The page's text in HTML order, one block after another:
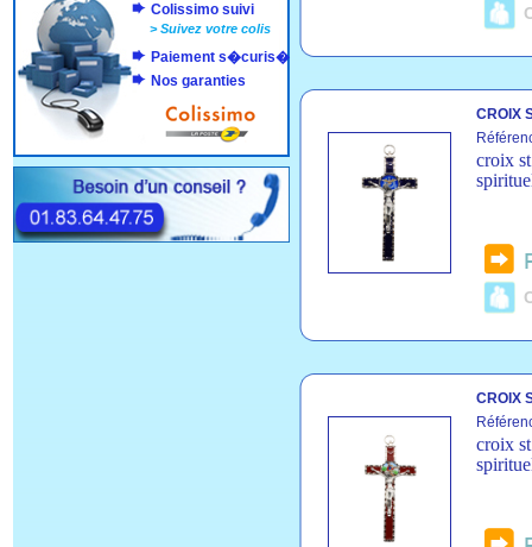
Colissimo suivi
>Suivez votre colis
Paiement s�curis�
Nos garanties
CROIX
croix
CROIX
croix